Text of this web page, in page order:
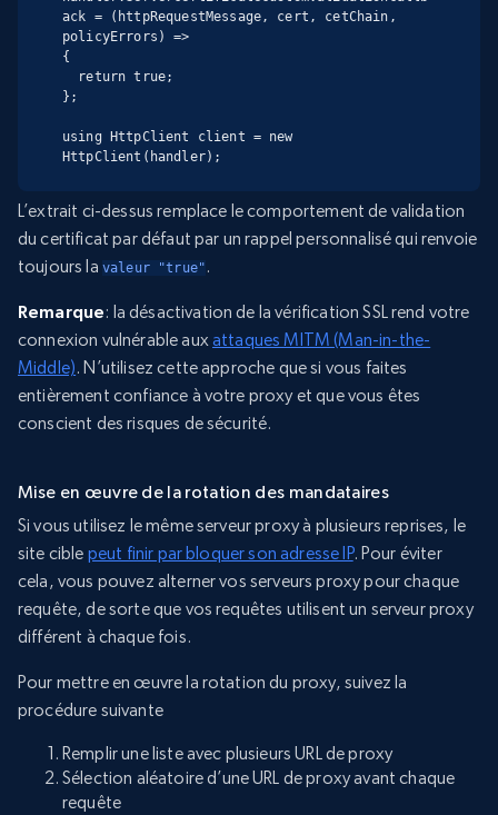
ack = (httpRequestMessage, cert, cetChain,
policyErrors) =>
{
};
using HttpClient client = new
HttpClient(handler);
L’extrait ci-dessus remplace le comportement de validation
du certificat par défaut par un rappel personnalisé qui renvoie
toujours la valeur "true" .
Remarque: la désactivation de la vérification SSL rend votre
connexion vulnérable auxattaques MITM (Man-in-the-
Middle). N’utilisez cette approche que si vous faites
entièrement confiance à votre proxy et que vous êtes
conscient des risques de sécurité.
Mise en œuvre de la rotation des mandataires
Si vous utilisez le même serveur proxy à plusieurs reprises, le
site cible peut finir par bloquer son adresse IP. Pour éviter
cela, vous pouvez alterner vos serveurs proxy pour chaque
requête, de sorte que vos requêtes utilisent un serveur proxy
différent à chaque fois.
Pour mettre en œuvre la rotation du proxy, suivez la
procédure suivante
Remplir une liste avec plusieurs URL de proxy
Sélection aléatoire d’une URL de proxy avant chaque
requête